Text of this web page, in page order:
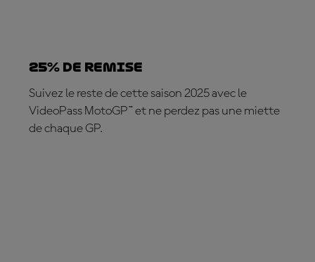
25% DE REMISE
Suivez le reste de cette saison 2025 avec le
VideoPass MotoGP™ et ne perdez pas une miette
de chaque GP.